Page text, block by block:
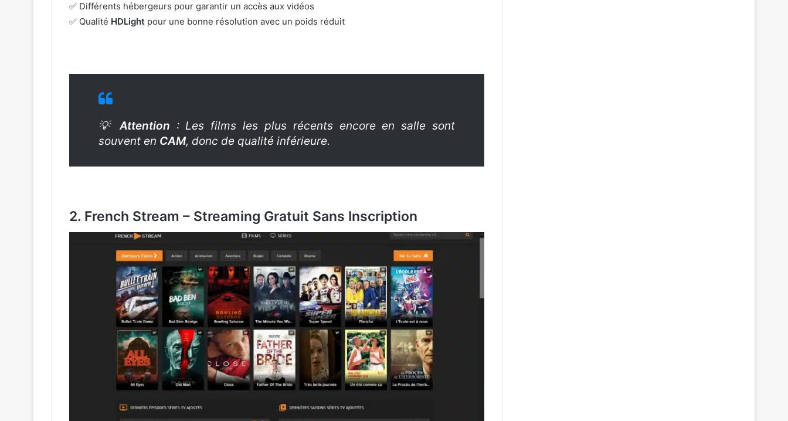
✅ Différents hébergeurs pour garantir un accès aux vidéos
✅ Qualité HDLight pour une bonne résolution avec un poids réduit
💡Attention : Les films les plus récents encore en salle sont
souvent en CAM, donc de qualité inférieure.
2. French Stream – Streaming Gratuit Sans Inscription